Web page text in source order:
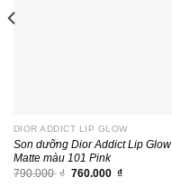
DIOR ADDICT LIP GLOW
Son dưỡng Dior Addict Lip Glow
Matte màu 101 Pink
790.000 ₫ Giá
760.000 ₫Giá